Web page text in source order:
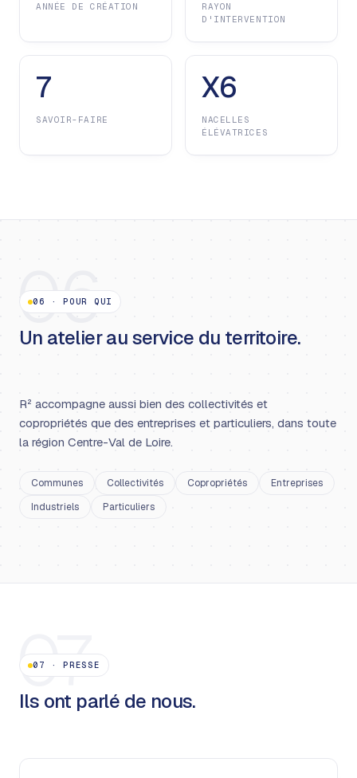
ANNÉE DE CRÉATION
RAYON
D'INTERVENTION
7
SAVOIR-FAIRE
X6
NACELLES
ÉLÉVATRICES
06
06 ·POUR QUI
Un atelier au service du territoire.
R² accompagne aussi bien des collectivités et
copropriétés que des entreprises et particuliers, dans toute
la région Centre-Val de Loire.
Communes Collectivités Copropriétés
Entreprises
Industriels
Particuliers
07
07 ·PRESSE
Ils ont parlé de nous.